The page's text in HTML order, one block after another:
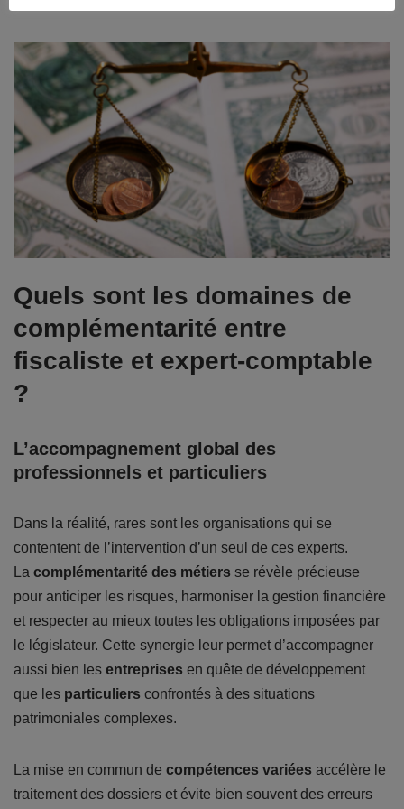
Quels sont les domaines de
complémentarité entre
fiscaliste et expert-comptable
?
L’accompagnement global des
professionnels et particuliers
Dans la réalité, rares sont les organisations qui se
contentent de l’intervention d’un seul de ces experts.
La complémentarité des métiers se révèle précieuse
pour anticiper les risques, harmoniser la gestion financière
et respecter au mieux toutes les obligations imposées par
le législateur. Cette synergie leur permet d’accompagner
aussi bien les entreprises en quête de développement
que les particuliers confrontés à des situations
patrimoniales complexes.
La mise en commun de compétences variées accélère le
traitement des dossiers et évite bien souvent des erreurs